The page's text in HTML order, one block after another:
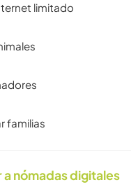
limitado
familias
nómadas digitales